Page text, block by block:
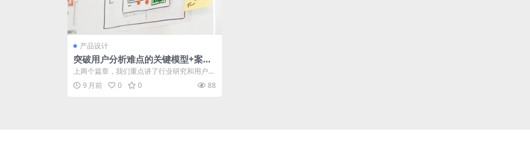
产品设计
突破用户分析难点的关键模型+案例
解析
上两个篇章，我们重点讲了行业研究和用户研
究，来帮助我们理解产品和用户，这个篇章
我...9 月前 0 0 88